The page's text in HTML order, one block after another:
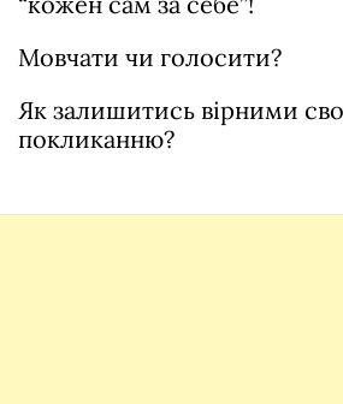
Мовчати чи голосити?
Як залишитись вірними
покликанню?